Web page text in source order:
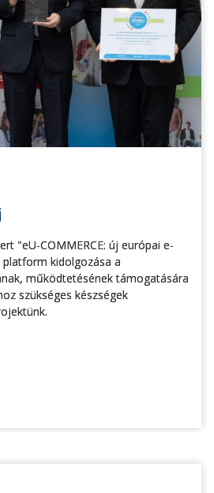
"eU-COMMERCE: új európai e-
kidolgozása a
működtetésének támogatására
szükséges készségek